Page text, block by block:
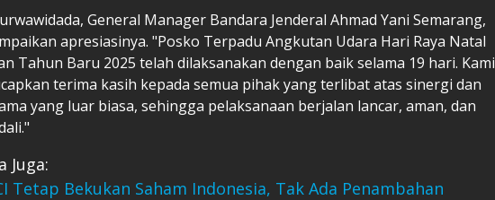
General Manager Bandara Jenderal Ahmad Yani Semarang,
apresiasinya. "Posko Terpadu Angkutan Udara Hari Raya Natal
Tahun Baru 2025 telah dilaksanakan dengan baik selama 19 hari. Kami
terima kasih kepada semua pihak yang terlibat atas sinergi dan
yang luar biasa, sehingga pelaksanaan berjalan lancar, aman, dan
Juga:
Tetap Bekukan Saham Indonesia, Tak Ada Penambahan